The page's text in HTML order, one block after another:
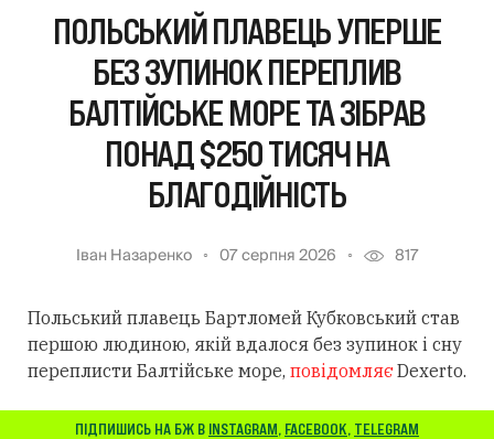
ПОЛЬСЬКИЙ ПЛАВЕЦЬ УПЕРШЕ
БЕЗ ЗУПИНОК ПЕРЕПЛИВ
БАЛТІЙСЬКЕ МОРЕ ТА ЗІБРАВ
ПОНАД $250 ТИСЯЧ НА
БЛАГОДІЙНІСТЬ
Іван Назаренко 07 серпня 2026 817
Польський плавець Бартломей Кубковський став
першою людиною, якій вдалося без зупинок і сну
переплисти Балтійське море, повідомляєDexerto.
ПІДПИШИСЬ НА БЖ В INSTAGRAM, FACEBOOK, TELEGRAM